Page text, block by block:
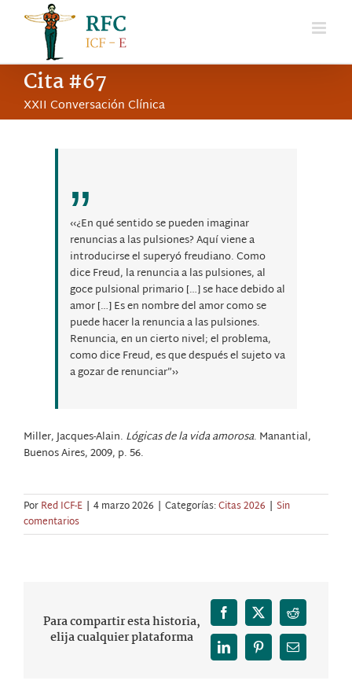
contenido
Cita #67
XXII Conversación Clínica
‹‹¿En qué sentido se pueden imaginar
renuncias a las pulsiones? Aquí viene a
introducirse el superyó freudiano. Como
dice Freud, la renuncia a las pulsiones, al
goce pulsional primario […] se hace debido al
amor […] Es en nombre del amor como se
puede hacer la renuncia a las pulsiones.
Renuncia, en un cierto nivel; el problema,
como dice Freud, es que después el sujeto va
a gozar de renunciar”››
Miller, Jacques-Alain. Lógicas de la vida amorosa. Manantial,
Buenos Aires, 2009, p. 56.
PorRed ICF-E | 4 marzo 2026 | Categorías:Citas 2026 | Sin
comentarios
Para compartir esta historia,
elija cualquier plataforma
Facebook
X Reddit
LinkedInPinterestCorreo